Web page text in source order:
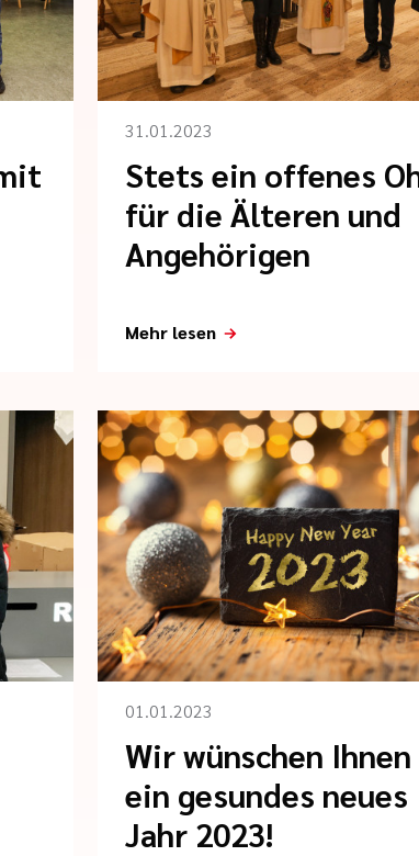
31.01.2023
Stets ein offenes
für die Älteren und
Angehörigen
Mehr lesen
01.01.2023
Wir wünschen Ihnen
ein gesundes neues
Jahr 2023!